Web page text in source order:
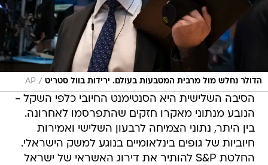
הדולר נחלש מול מרבית המטבעות בעולם. ירידות בוול סטריט /
AP
הסיבה השלישית היא הסנטימנט החיובי כלפי השקל -
הנובע מנתוני מאקרו חזקים שהתפרסמו לאחרונה.
בין היתר, נתוני הצמיחה לרבעון השלישי ואמירות
חיוביות של גופים בינלאומיים בנוגע למשק הישראלי.
החלטת S&P להותיר את דירוג האשראי של ישראל